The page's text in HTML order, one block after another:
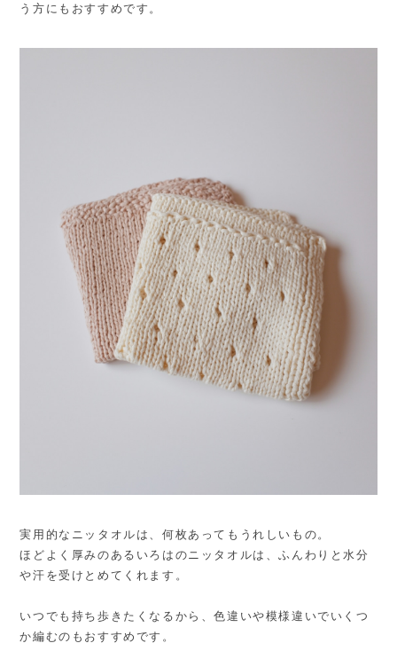
う方にもおすすめです。
実用的なニッタオルは、何枚あってもうれしいもの。
ほどよく厚みのあるいろはのニッタオルは、ふんわりと水分
や汗を受けとめてくれます。
いつでも持ち歩きたくなるから、色違いや模様違いでいくつ
か編むのもおすすめです。